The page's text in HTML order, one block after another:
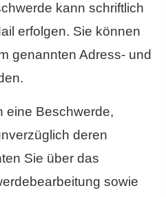
kann schriftlich
erfolgen. Sie können
genannten Adress- und
eine Beschwerde,
deren
Sie über das
sowie